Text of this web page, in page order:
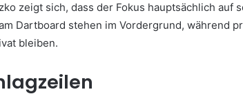
zeigt sich, dass der Fokus hauptsächlich auf
Dartboard stehen im Vordergrund, während
bleiben.